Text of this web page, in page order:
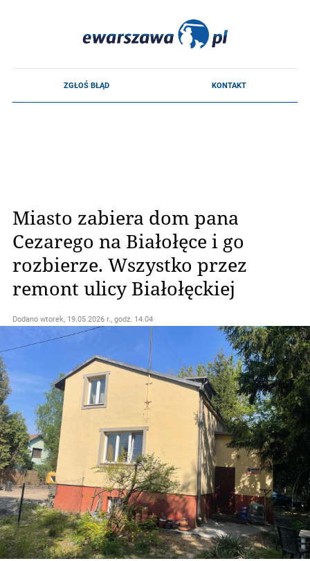
Miasto zabiera dom pana
Cezarego na Białołęce i go
rozbierze. Wszystko przez
remont ulicy Białołęckiej
Dodano wtorek, 19.05.2026 r., godz. 14.04